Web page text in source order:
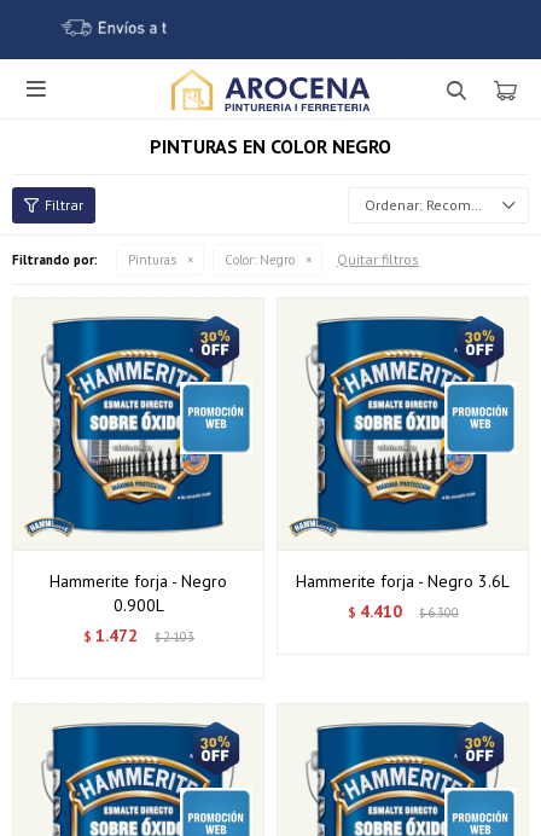

PINTURAS EN COLOR NEGRO
Recomendados
Filtrando por: Pinturas Color: Negro Quitar filtros
Hammerite forja - Negro
0.900L
$ 1.472 $2.103
Hammerite forja - Negro 3.6L
$ 4.410 $6.300